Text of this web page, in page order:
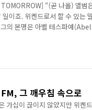
“(곧 나올) 앨범
이죠. 위켄드로서 할 수 있는
의 본명은 아벨 테스파예
을 벗고 다시 태어나려고 노력
하는 마지막 작품이라고 한다.
그 깨우침 속으로
가십이 끊이지 않았지만 위켄